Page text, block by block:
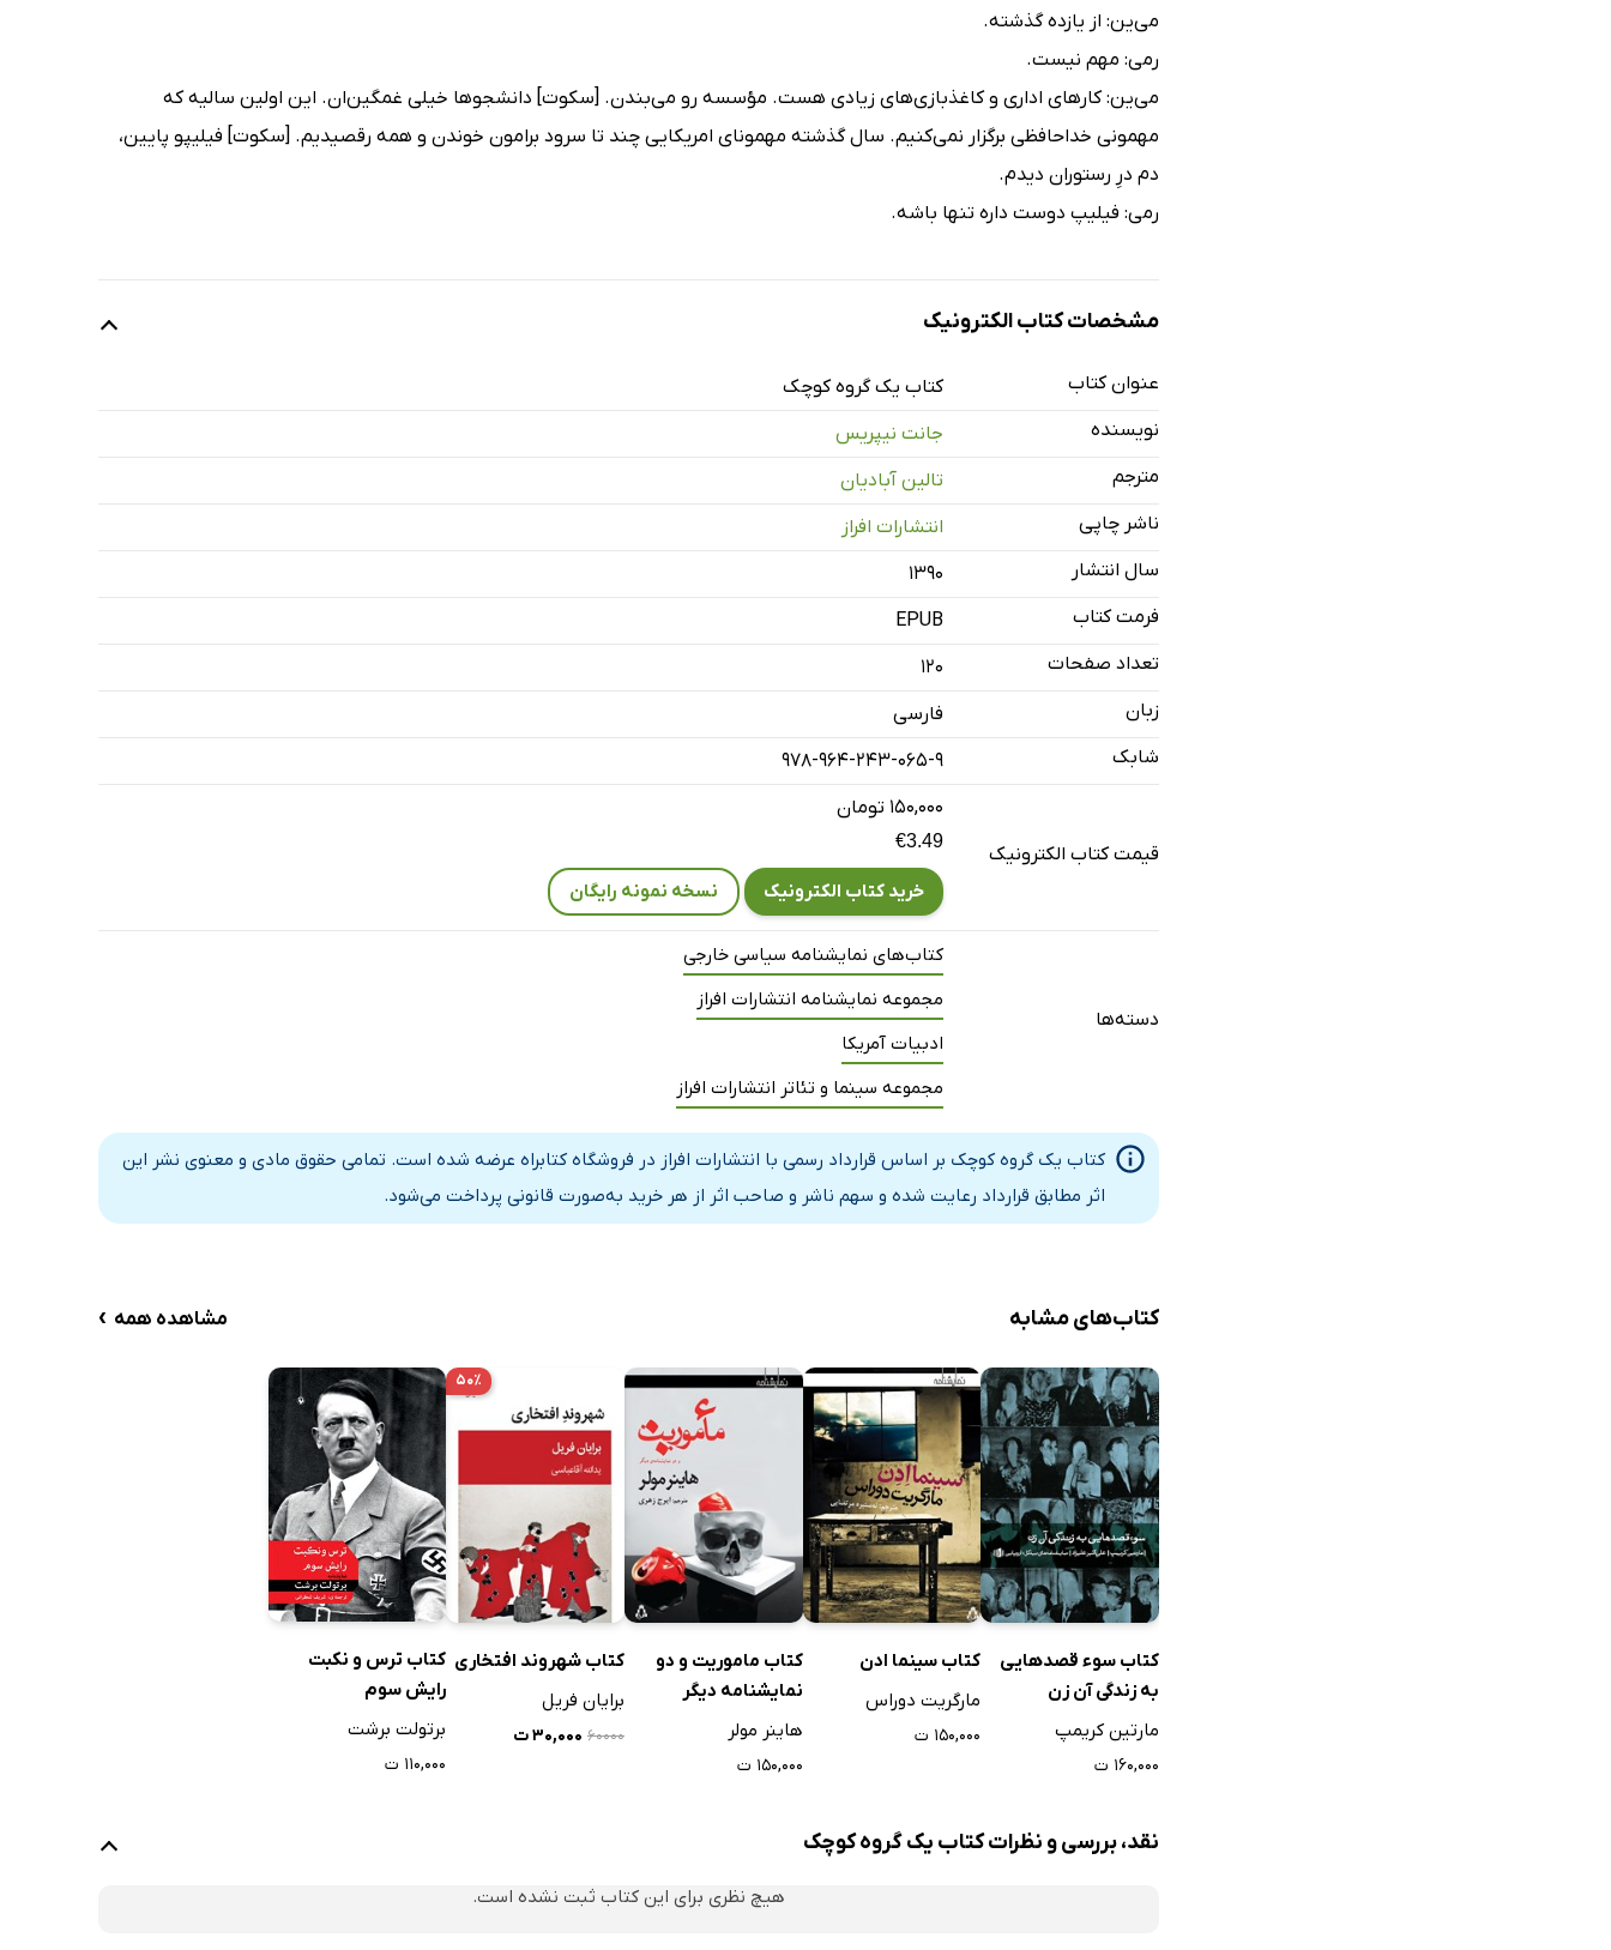
می‌ین: از یازده گذشته.
رمی: مهم نیست.
می‌ین: کارهای اداری و کاغذبازی‌های زیادی هست. مؤسسه رو می‌بندن. [سکوت] دانشجوها خیلی غمگین‌ان. این اولین سالیه که
مهمونی خداحافظی برگزار نمی‌کنیم. سال گذشته مهمونای امریکایی چند تا سرود برامون خوندن و همه رقصیدیم. [سکوت] فیلیپو پایین،
دم درِ رستوران دیدم.
رمی: فیلیپ دوست داره تنها باشه.
مشخصات کتاب الکترونیک
عنوان کتاب
کتاب یک گروه کوچک
نویسنده
جانت نیپریس
مترجم
تالین آبادیان
ناشر چاپی
انتشارات افراز
سال انتشار
۱۳۹۰
فرمت کتاب
EPUB
تعداد صفحات
120
زبان
فارسی
شابک
978-964-243-065-9
قیمت کتاب الکترونیک
۱۵۰,۰۰۰ تومان
€3.49
خرید کتاب الکترونیک نسخه نمونه رایگان
دسته‌ها
کتاب‌های نمایشنامه سیاسی خارجی
مجموعه نمایشنامه انتشارات افراز
ادبیات آمریکا
مجموعه سینما و تئاتر انتشارات افراز
کتاب یک گروه کوچک بر اساس قرارداد رسمی با انتشارات افراز در فروشگاه کتابراه عرضه شده است. تمامی حقوق مادی و معنوی نشر این
اثر مطابق قرارداد رعایت شده و سهم ناشر و صاحب اثر از هر خرید به‌صورت قانونی پرداخت می‌شود.
کتاب‌های مشابه مشاهده همه ›
کتاب سوء قصدهایی
به زندگی آن زن
مارتین کریمپ
۱۶۰,۰۰۰ ت
کتاب سینما ادن
مارگریت دوراس
۱۵۰,۰۰۰ ت
کتاب ماموریت و دو
نمایشنامه دیگر
هاینر مولر
۱۵۰,۰۰۰ ت
۵۰٪
کتاب شهروند افتخاری
برایان فریل
۶۰۰۰۰ ۳۰,۰۰۰ ت
کتاب ترس و نکبت
رایش سوم
برتولت برشت
۱۱۰,۰۰۰ ت
نقد، بررسی و نظرات کتاب یک گروه کوچک
هیچ نظری برای این کتاب ثبت نشده است.